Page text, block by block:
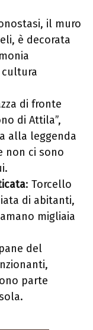
il muro
è decorata
cultura
di fronte
di Attila”,
alla leggenda
non ci sono
: Torcello
di abitanti,
migliaia
del
parte